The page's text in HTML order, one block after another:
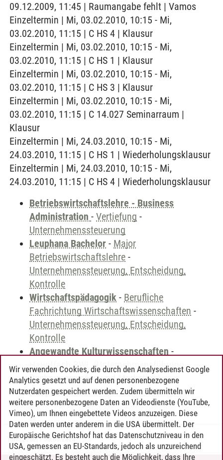
09.12.2009, 11:45 | Raumangabe fehlt | Vamos
Einzeltermin | Mi, 03.02.2010, 10:15 - Mi,
03.02.2010, 11:15 | C HS 4 | Klausur
Einzeltermin | Mi, 03.02.2010, 10:15 - Mi,
03.02.2010, 11:15 | C HS 1 | Klausur
Einzeltermin | Mi, 03.02.2010, 10:15 - Mi,
03.02.2010, 11:15 | C HS 3 | Klausur
Einzeltermin | Mi, 03.02.2010, 10:15 - Mi,
03.02.2010, 11:15 | C 14.027 Seminarraum |
Klausur
Einzeltermin | Mi, 24.03.2010, 10:15 - Mi,
24.03.2010, 11:15 | C HS 1 | Wiederholungsklausur
Einzeltermin | Mi, 24.03.2010, 10:15 - Mi,
24.03.2010, 11:15 | C HS 4 | Wiederholungsklausur
Betriebswirtschaftslehre - Business
Administration - Vertiefung -
Unternehmenssteuerung
Leuphana Bachelor - Major
Betriebswirtschaftslehre -
Unternehmenssteuerung, Entscheidung,
Kontrolle
Wirtschaftspädagogik - Berufliche
Fachrichtung Wirtschaftswissenschaften -
Unternehmenssteuerung, Entscheidung,
Kontrolle
Angewandte Kulturwissenschaften -
Hauptfach BWL (Unternehmensführung,
Rechnungswesen und Marketing)-
Hauptstudium - Pflichtveranstaltungen
Timo Leder/30.06.2024
Wir verwenden Cookies, die durch den Analysedienst Google
Analytics gesetzt und auf denen personenbezogene
Nutzerdaten gespeichert werden. Zudem übermitteln wir
weitere personenbezogene Daten an Videodienste (YouTube,
Vimeo), um Ihnen eingebettete Videos anzuzeigen. Diese
Daten werden unter anderem in die USA übermittelt. Der
Europäische Gerichtshof hat das Datenschutzniveau in den
USA, gemessen an EU-Standards, jedoch als unzureichend
eingeschätzt. Es besteht auch die Möglichkeit, dass Ihre